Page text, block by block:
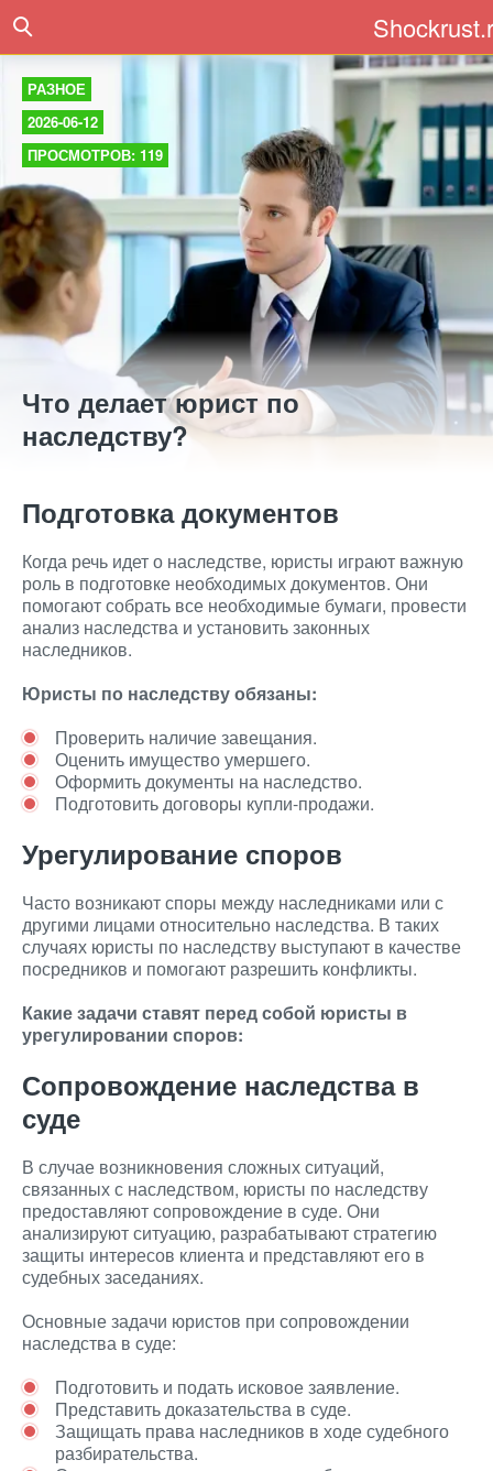
РАЗНОЕ
2026-06-12
ПРОСМОТРОВ: 119
Что делает юрист по
наследству?
Подготовка документов
Когда речь идет о наследстве, юристы играют важную
роль в подготовке необходимых документов. Они
помогают собрать все необходимые бумаги, провести
анализ наследства и установить законных
наследников.
Юристы по наследству обязаны:
Проверить наличие завещания.
Оценить имущество умершего.
Оформить документы на наследство.
Подготовить договоры купли-продажи.
Урегулирование споров
Часто возникают споры между наследниками или с
другими лицами относительно наследства. В таких
случаях юристы по наследству выступают в качестве
посредников и помогают разрешить конфликты.
Какие задачи ставят перед собой юристы в
урегулировании споров:
Сопровождение наследства в
суде
В случае возникновения сложных ситуаций,
связанных с наследством, юристы по наследству
предоставляют сопровождение в суде. Они
анализируют ситуацию, разрабатывают стратегию
защиты интересов клиента и представляют его в
судебных заседаниях.
Основные задачи юристов при сопровождении
наследства в суде:
Подготовить и подать исковое заявление.
Представить доказательства в суде.
Защищать права наследников в ходе судебного
разбирательства.